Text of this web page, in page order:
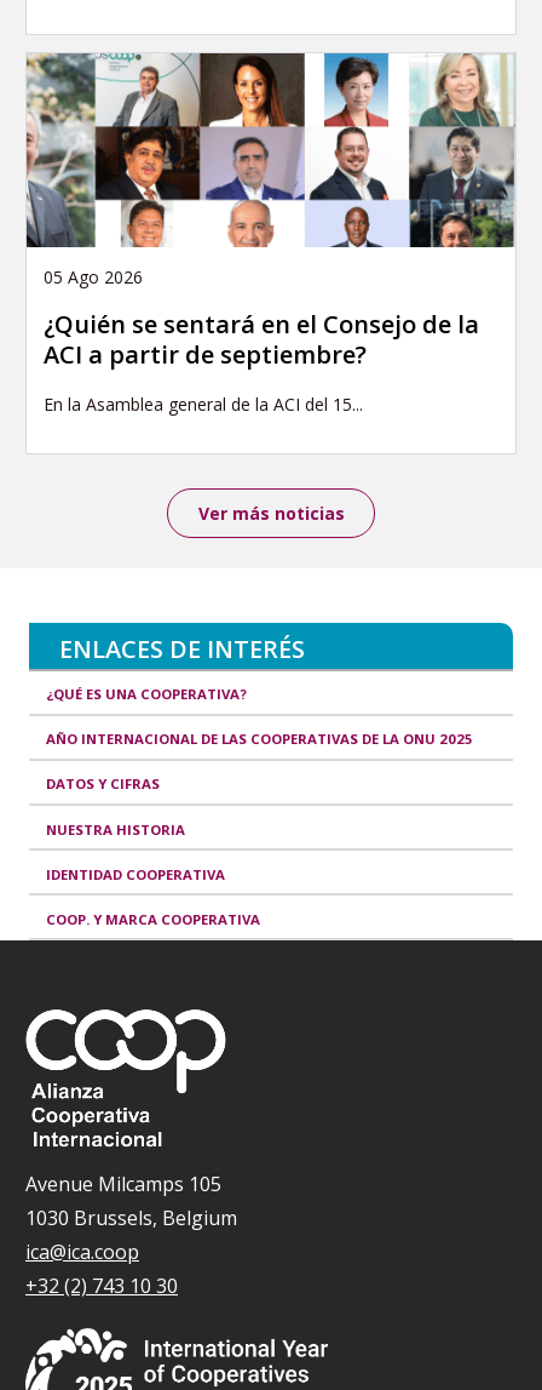
05 Ago 2026
¿Quién se sentará en el Consejo de la
ACI a partir de septiembre?
En la Asamblea general de la ACI del 15...
Ver más noticias
ENLACES DE INTERÉS
¿QUÉ ES UNA COOPERATIVA?
AÑO INTERNACIONAL DE LAS COOPERATIVAS DE LA ONU 2025
DATOS Y CIFRAS
NUESTRA HISTORIA
IDENTIDAD COOPERATIVA
COOP. Y MARCA COOPERATIVA
Avenue Milcamps 105
1030 Brussels, Belgium
ica@ica.coop
+32 (2) 743 10 30